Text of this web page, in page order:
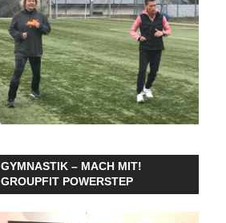
GYMNASTIK – MACH MIT!
GROUPFIT POWERSTEP